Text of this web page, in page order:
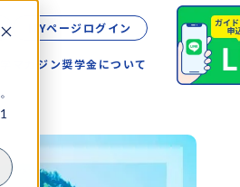
MYページログイン
マガジン奨学金について